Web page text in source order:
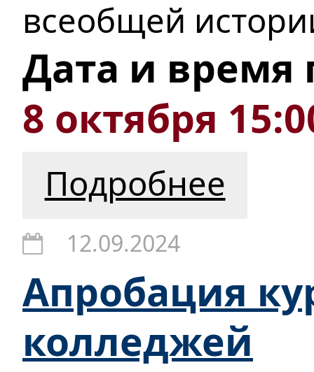
всеобщей
Дата и время
8 октября
Подробнее
12.09.2024
Апробация
колледжей